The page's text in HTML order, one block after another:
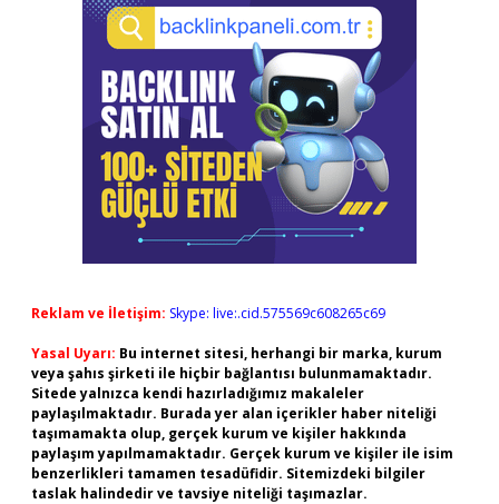
Reklam ve İletişim: Skype: live:.cid.575569c608265c69
Yasal Uyarı: Bu internet sitesi, herhangi bir marka, kurum
veya şahıs şirketi ile hiçbir bağlantısı bulunmamaktadır.
Sitede yalnızca kendi hazırladığımız makaleler
paylaşılmaktadır. Burada yer alan içerikler haber niteliği
taşımamakta olup, gerçek kurum ve kişiler hakkında
paylaşım yapılmamaktadır. Gerçek kurum ve kişiler ile isim
benzerlikleri tamamen tesadüfidir. Sitemizdeki bilgiler
taslak halindedir ve tavsiye niteliği taşımazlar.